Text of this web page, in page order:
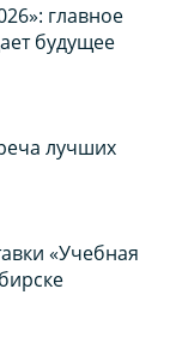
главное
будущее
лучших
«Учебная